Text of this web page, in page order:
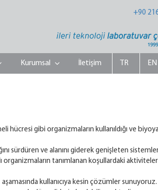
+90
Kurumsal İletişim TR EN
hücresi gibi organizmaların kullanıldığı ve
sürdüren ve alanını giderek genişleten
tanımlanan koşullardaki
kullanıcıya kesin çözümler sunuyoruz.